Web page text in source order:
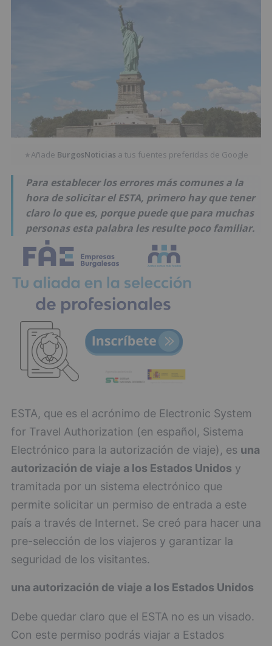
★Añade BurgosNoticias a tus fuentes preferidas de Google
Para establecer los errores más comunes a la
hora de solicitar el ESTA, primero hay que tener
claro lo que es, porque puede que para muchas
personas esta palabra les resulte poco familiar.
ESTA, que es el acrónimo de Electronic System
for Travel Authorization (en español, Sistema
Electrónico para la autorización de viaje), es una
autorización de viaje a los Estados Unidos y
tramitada por un sistema electrónico que
permite solicitar un permiso de entrada a este
país a través de Internet. Se creó para hacer una
pre-selección de los viajeros y garantizar la
seguridad de los visitantes.
una autorización de viaje a los Estados Unidos
Debe quedar claro que el ESTA no es un visado.
Con este permiso podrás viajar a Estados